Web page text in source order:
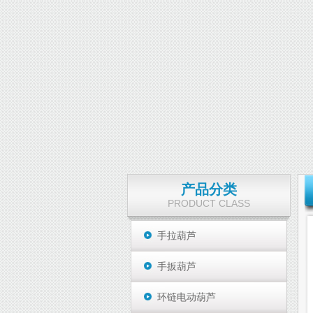
产品分类
PRODUCT CLASS
手拉葫芦
手扳葫芦
环链电动葫芦